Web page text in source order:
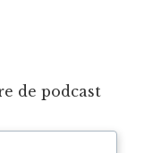
de podcast